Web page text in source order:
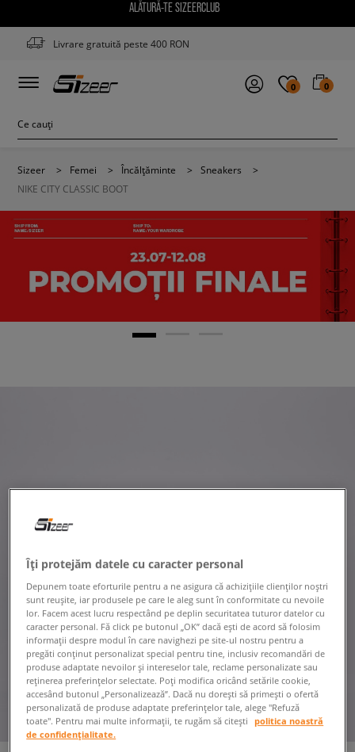
ALĂTURĂ-TE SIZEERCLUB
Livrare gratuită peste 400 RON
0 0
Sizeer > Femei > Încălțăminte > Sneakers
>
NIKE CITY CLASSIC BOOT
Îți protejăm datele cu caracter personal
Depunem toate eforturile pentru a ne asigura că achizițiile clienților noștri
sunt reușite, iar produsele pe care le aleg sunt în conformitate cu nevoile
lor. Facem acest lucru respectând pe deplin securitatea tuturor datelor cu
caracter personal. Fă click pe butonul „OK” dacă ești de acord să folosim
informații despre modul în care navighezi pe site-ul nostru pentru a
pregăti conținut personalizat special pentru tine, inclusiv recomandări de
produse adaptate nevoilor și intereselor tale, reclame personalizate sau
reținerea preferințelor selectate. Poți modifica oricând setările cookie,
accesând butonul „Personalizează”. Dacă nu dorești să primești o ofertă
personalizată de produse adaptate preferințelor tale, alege "Refuză
toate". Pentru mai multe informații, te rugăm să citești
politica noastră
de confidențialitate.